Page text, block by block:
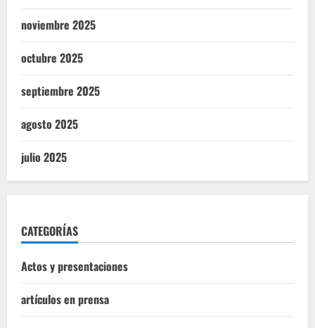
noviembre 2025
octubre 2025
septiembre 2025
agosto 2025
julio 2025
CATEGORÍAS
Actos y presentaciones
artículos en prensa